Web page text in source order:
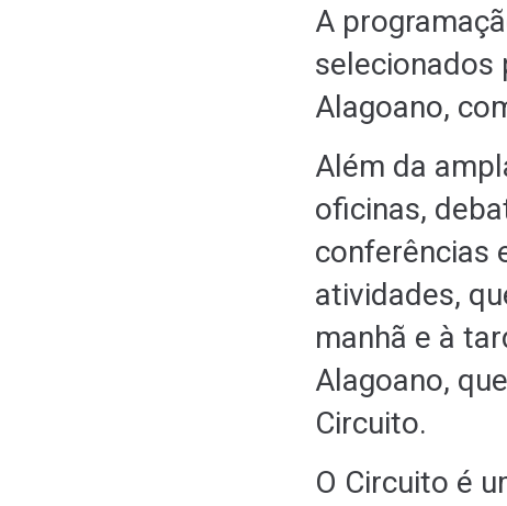
A
selecionados
Alagoano,
Além da
oficinas,
conferências
atividades,
manhã e à
Alagoano,
Circuito.
O Circuito é